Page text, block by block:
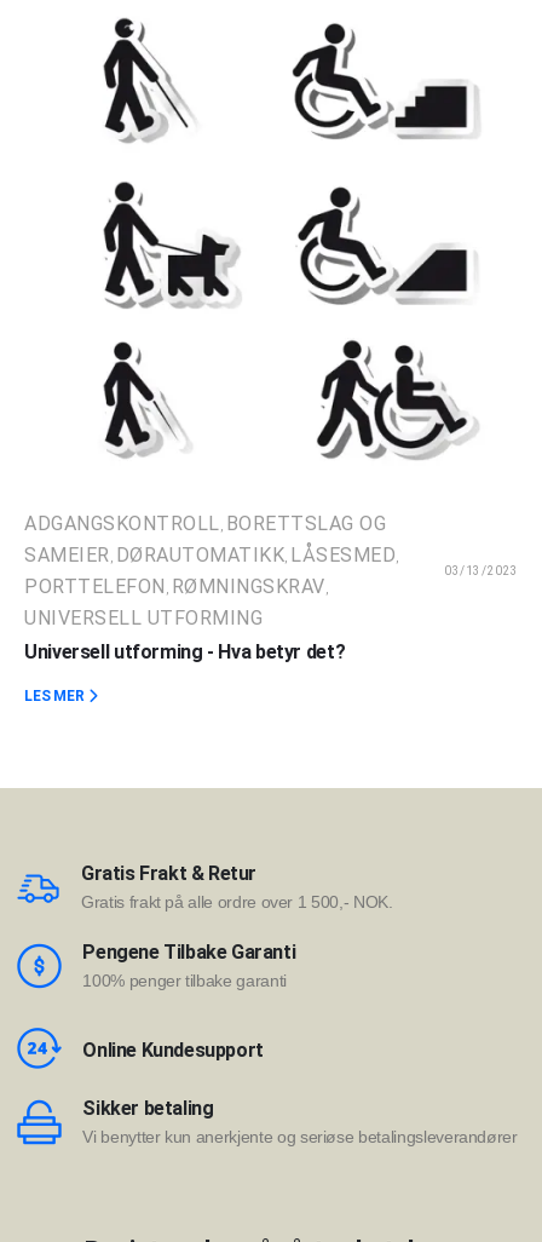
ADGANGSKONTROLL, BORETTSLAG OG
SAMEIER, DØRAUTOMATIKK, LÅSESMED,
PORTTELEFON , RØMNINGSKRAV,
UNIVERSELL UTFORMING
03/13/2023
Universell utforming - Hva betyr det?
LES MER
Gratis Frakt & Retur
Gratis frakt på alle ordre over 1 500,- NOK.
Pengene Tilbake Garanti
100% penger tilbake garanti
Online Kundesupport
Sikker betaling
Vi benytter kun anerkjente og seriøse betalingsleverandører